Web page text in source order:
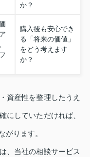
か？
購入後も安心でき
る「将来の価値」
をどう考えます
か？
資産性を整理したうえ
にしていただければ、
がります。
、当社の相談サービス